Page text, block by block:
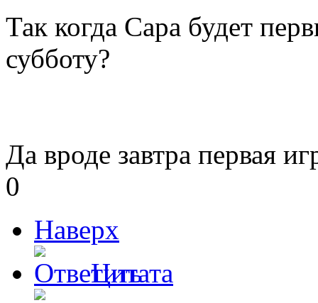
Так когда Сара будет
субботу?
Да вроде завтра первая
0
Наверх
Цитата